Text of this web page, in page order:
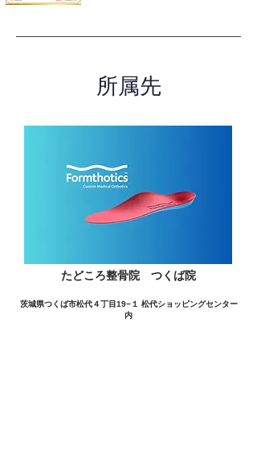
所属先
たどころ整骨院 つくば院
茨城県つくば市松代４丁目19−１ 松代ショッピングセンター
内